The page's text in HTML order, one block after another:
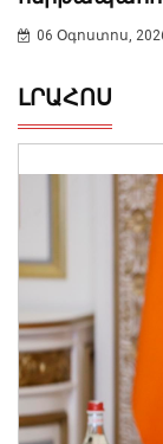
06 Օգոստոս,
ԼՐԱՀՈՍ